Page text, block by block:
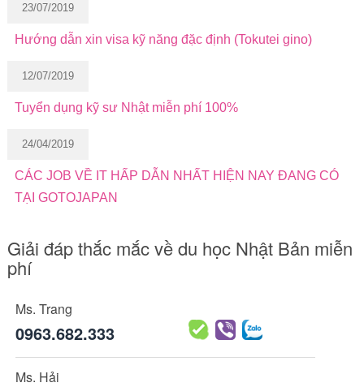
23/07/2019
Hướng dẫn xin visa kỹ năng đặc định (Tokutei gino)
12/07/2019
Tuyển dụng kỹ sư Nhật miễn phí 100%
24/04/2019
CÁC JOB VỀ IT HẤP DẪN NHẤT HIỆN NAY ĐANG CÓ
TẠI GOTOJAPAN
Giải đáp thắc mắc về du học Nhật Bản miễn
phí
Ms. Trang
0963.682.333
Ms. Hải